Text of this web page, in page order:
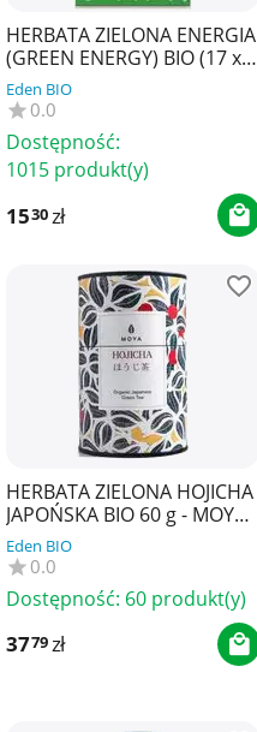
HERBATA ZIELONA ENERGIA
(GREEN ENERGY) BIO (17 x
1,8 g) 30,6 g - YOGI TEA
Eden BIO
0.0
Dostępność:
1015 produkt(y)
1530zł
HERBATA ZIELONA HOJICHA
JAPOŃSKA BIO 60 g - MOYA
MATCHA
Eden BIO
0.0
Dostępność: 60 produkt(y)
3779zł